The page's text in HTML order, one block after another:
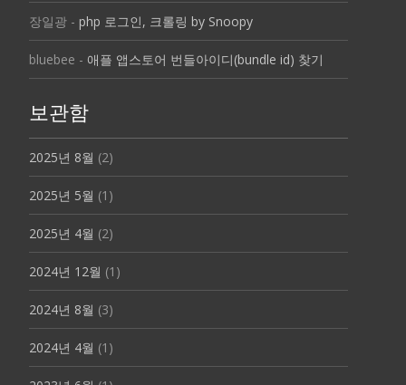
장일광 - php 로그인, 크롤링 by Snoopy
bluebee - 애플 앱스토어 번들아이디(bundle id) 찾기
보관함
2025년 8월 (2)
2025년 5월 (1)
2025년 4월 (2)
2024년 12월 (1)
2024년 8월 (3)
2024년 4월 (1)